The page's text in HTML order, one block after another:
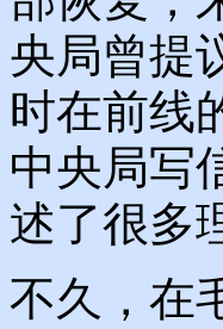
央局曾提
时在前线
中央局写
述了很多
不久，在